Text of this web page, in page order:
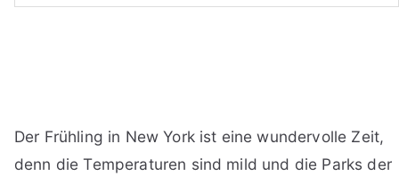
Der Frühling in New York ist eine wundervolle Zeit,
denn die Temperaturen sind mild und die Parks der